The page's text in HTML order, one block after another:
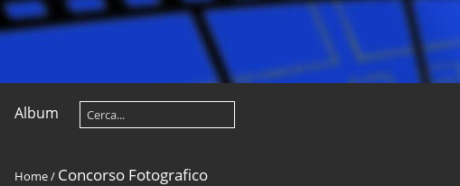
Album
Home/ Concorso Fotografico